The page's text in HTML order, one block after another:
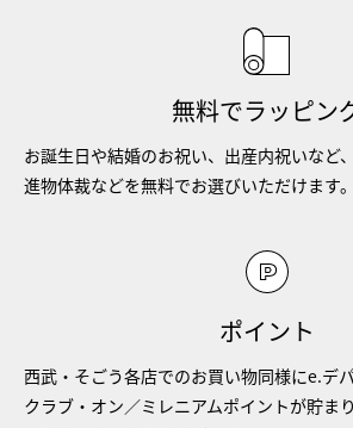
無料でラッピン
お誕生日や結婚のお祝い、出産内祝いなど
進物体裁などを無料でお選びいただけます。
ポイント
西武・そごう各店でのお買い物同様にe.デ
クラブ・オン／ミレニアムポイントが貯ま